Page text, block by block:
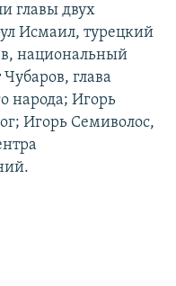
главы двух
Исмаил, турецкий
национальный
глава
народа; Игорь
Игорь Семиволос,